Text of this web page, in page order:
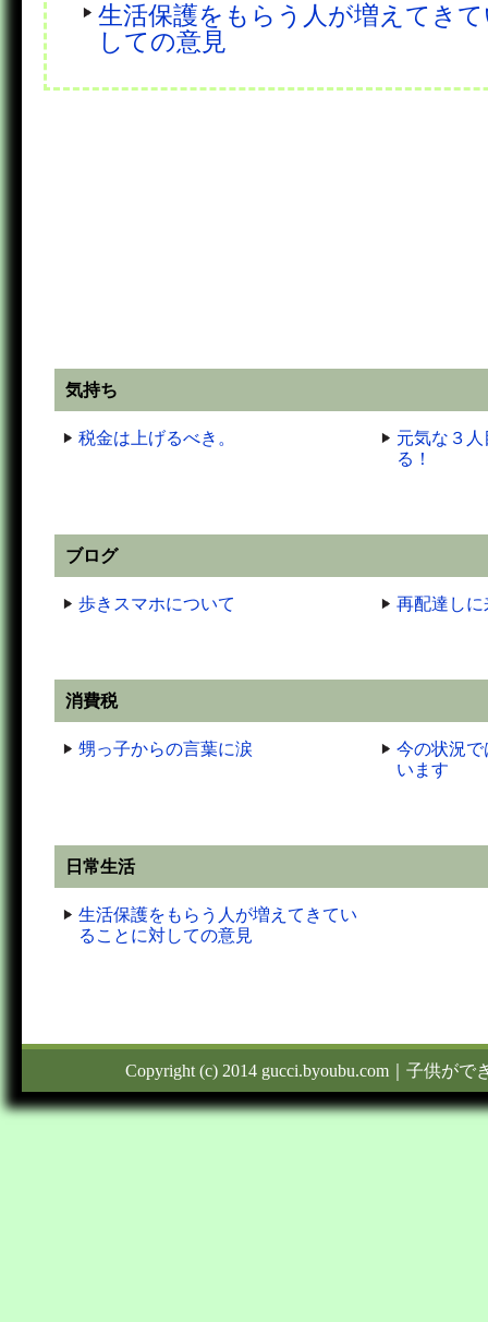
生活保護をもらう人が増えてき
しての意見
気持ち
税金は上げるべき。
元気な３
る！
ブログ
歩きスマホについて 再配達し
消費税
甥っ子からの言葉に涙
今の状況
います
日常生活
生活保護をもらう人が増えてきてい
ることに対しての意見
Copyright (c) 2014 gucci.byoubu.com｜子供が